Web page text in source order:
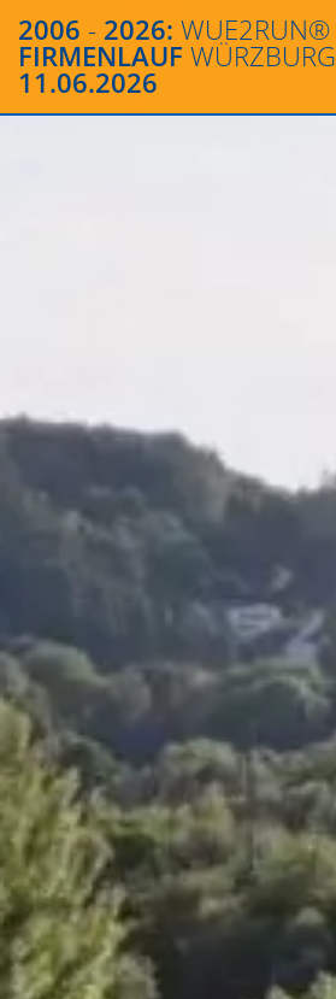
Inhalt
springen
2006 - 2026: WUE2RUN®
FIRMENLAUF WÜRZBURG
11.06.2026